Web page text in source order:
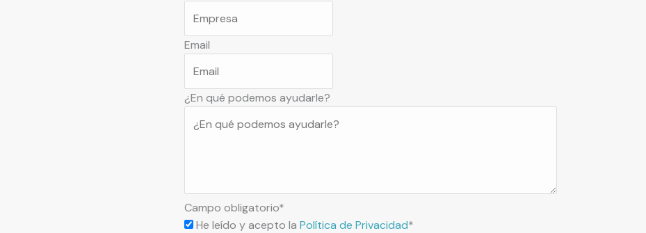
Email
¿En qué podemos ayudarle?
Campo obligatorio*
He leído y acepto la Política de Privacidad*